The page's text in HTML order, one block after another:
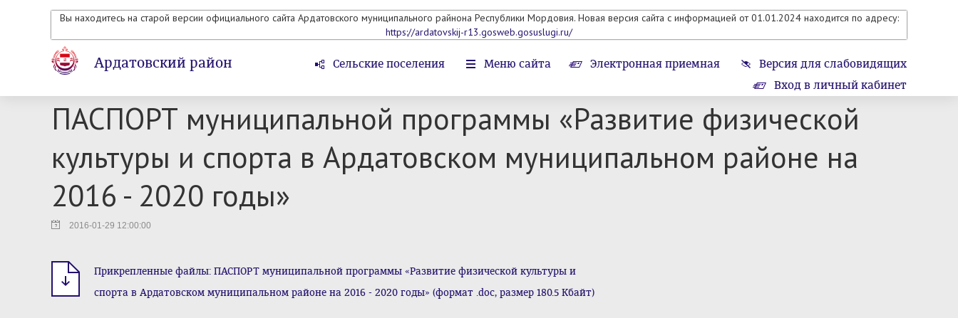
Вы находитесь на старой версии официального сайта Ардатовского муниципального райнона Республики Мордовия. Новая версия сайта с информацией от 01.01.2024 находится по адресу:
https://ardatovskij-r13.gosweb.gosuslugi.ru/
Ардатовский район Сельские поселения Меню сайта Электронная приемная
Версия для слабовидящих
Вход в личный кабинет
ПАСПОРТ муниципальной программы «Развитие физической
культуры и спорта в Ардатовском муниципальном районе на
2016 - 2020 годы»
2016-01-29 12:00:00
Прикрепленные файлы: ПАСПОРТ муниципальной программы «Развитие физической культуры и
спорта в Ардатовском муниципальном районе на 2016 - 2020 годы» (формат .doc, размер 180.5 Кбайт)